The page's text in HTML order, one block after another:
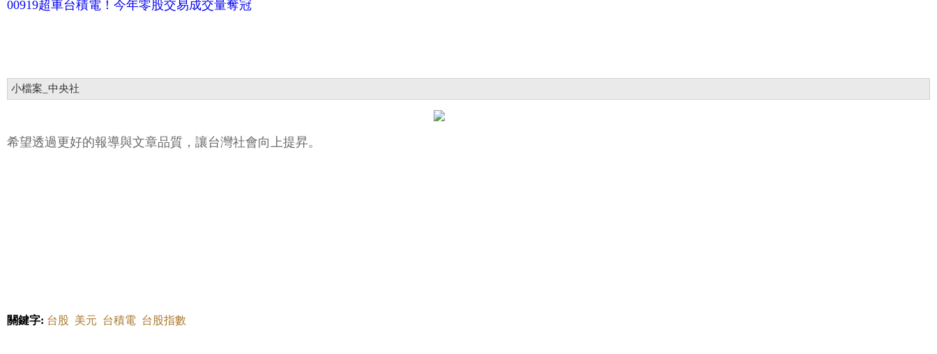
00919超車台積電！今年零股交易成交量奪冠
小檔案_中央社
希望透過更好的報導與文章品質，讓台灣社會向上提昇。
關鍵字: 台股 美元 台積電 台股指數